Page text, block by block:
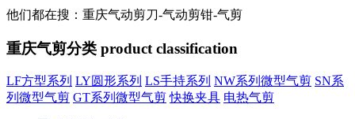
他们都在搜：重庆气动剪刀-气动剪钳-气剪
重庆气剪分类 product classification
LF方型系列 LY圆形系列 LS手持系列 NW系列微型气剪 SN系
列微型气剪 GT系列微型气剪 快换夹具 电热气剪